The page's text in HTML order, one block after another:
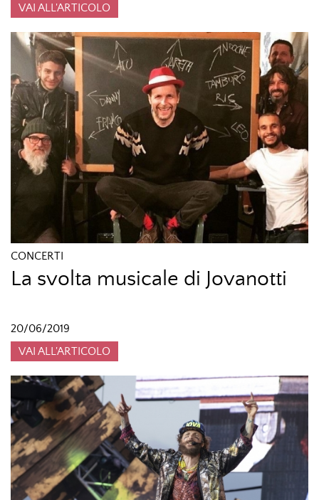
VAI ALL'ARTICOLO
CONCERTI
La svolta musicale di Jovanotti
20/06/2019
VAI ALL'ARTICOLO